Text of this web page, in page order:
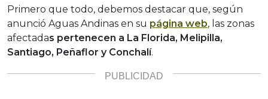
Primero que todo, debemos destacar que, según
anunció Aguas Andinas en su página web, las zonas
afectadas pertenecen a La Florida, Melipilla,
Santiago, Peñaflor y Conchalí.